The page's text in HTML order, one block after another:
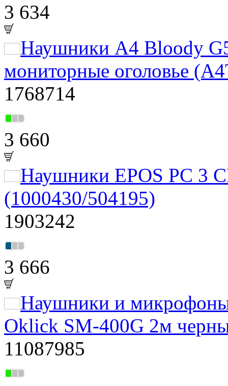
3 634
Наушники A4 Bloody
мониторные оголовье
1768714
3 660
Наушники EPOS PC 3
(1000430/504195)
1903242
3 666
Наушники и
Oklick SM-400G 2м
11087985